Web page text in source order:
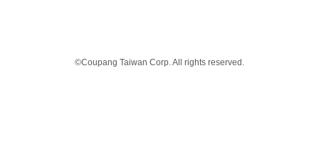
©Coupang Taiwan Corp. All rights reserved.